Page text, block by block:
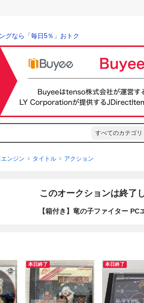
グなら「毎日5％」おトク
すべてのカテゴリ
ンジン タイトル アクション
このオークションは終了
【箱付き】竜の子ファイター PC
本日終了 本日終了